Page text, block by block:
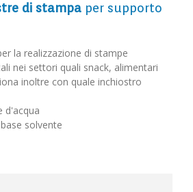
di stampa per supporto
la realizzazione di stampe
nei settori quali snack, alimentari
inoltre con quale inchiostro
d'acqua
solvente